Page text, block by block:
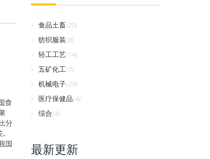
食
分
国
食品土畜(20)
纺织服装(8)
轻工工艺(14)
五矿化工(7)
机械电子(29)
医疗保健品(4)
综合(4)
最新更新